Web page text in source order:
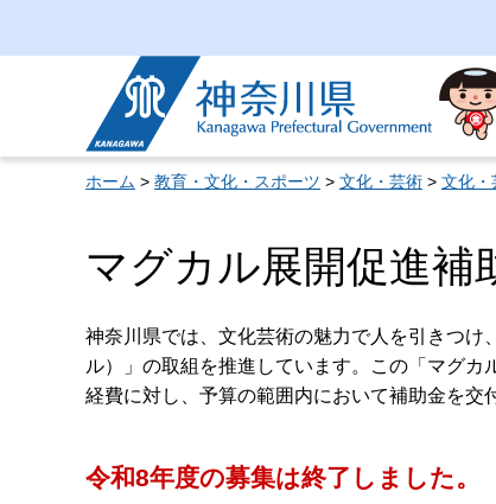
神奈川県
ホーム > 教育・文化・スポーツ > 文化・芸術 > 文化・
マグカル展開促進補
神奈川県では、文化芸術の魅力で人を引きつけ
ル）」の取組を推進しています。この「マグ
経費に対し、予算の範囲内において補助金を交
令和8年度の募集は終了しました。